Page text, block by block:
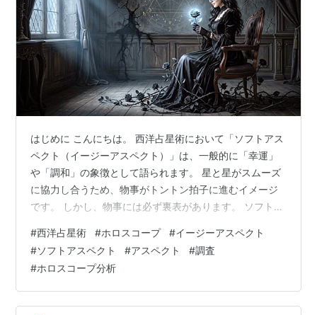
はじめに こんにちは。 西洋占星術において「ソフトアス
ペクト（イージーアスペクト）」は、一般的に「幸運」
や「調和」の象徴として語られます。 星と星がスムーズ
に協力し合うため、物事がトントン拍子に進むイメージ
です。 しかし、物事には必ず裏表があります。 ソフトア
「幸運」 というイメージを持つ人も多いかもしれませ
ん。 ですが実際にはこの調和が、時には持ち主の成長を
妨げたり、思わぬ落とし穴になったりと、ソフトアスペ
クトの多さが停滞や甘さとして表れることもあります。
今回は、あまり語られないソフト（イージー）アスペク
#西洋占星術 #ホロスコープ #イージーアスペクト
#ソフトアスペクト #アスペクト #調査
#ホロスコープ分析